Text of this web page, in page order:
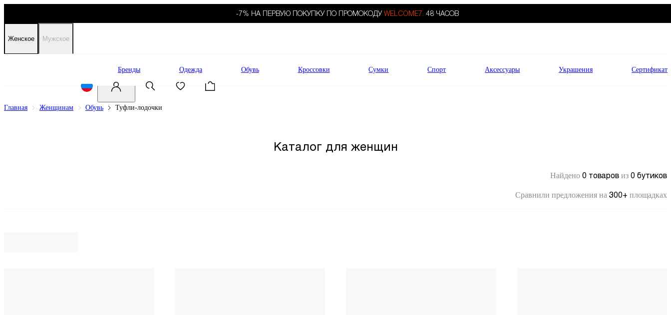
-7% НА ПЕРВУЮ ПОКУПКУ ПО ПРОМОКОДУ WELCOME7. 48 ЧАСОВ
Женское Мужское
Бренды Одежда Обувь Кроссовки Сумки Спорт Аксессуары Украшения Сертификат
Главная Женщинам Обувь Туфли-лодочки
Каталог для женщин
Найдено 0 товаров из 0 бутиков
Сравнили предложения на 300+ площадках